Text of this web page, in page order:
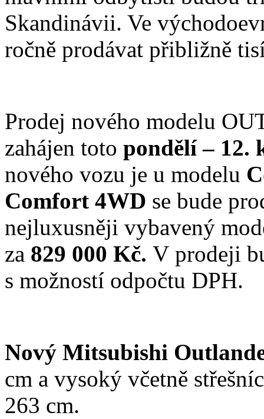
Skandinávii. Ve
ročně prodávat přibližně
Prodej nového modelu
zahájen toto pondělí – 12.
nového vozu je u modelu
Comfort 4WD se bude
nejluxusněji vybavený
za 829 000 Kč. V prodeji
s možností odpočtu DPH.
Nový Mitsubishi
cm a vysoký včetně
263 cm.